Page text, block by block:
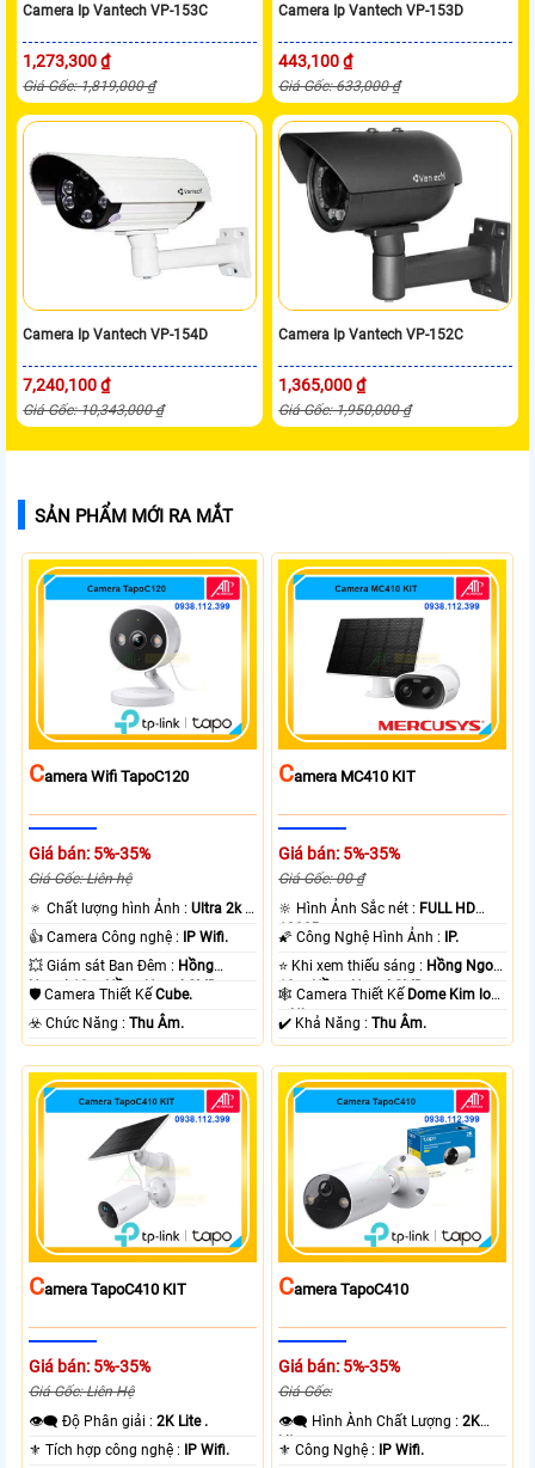
Camera Ip Vantech VP-153C
1,273,300 ₫
Giá Gốc: 1,819,000 ₫
Camera Ip Vantech VP-153D
443,100 ₫
Giá Gốc: 633,000 ₫
Camera Ip Vantech VP-154D
7,240,100 ₫
Giá Gốc: 10,343,000 ₫
Camera Ip Vantech VP-152C
1,365,000 ₫
Giá Gốc: 1,950,000 ₫
SẢN PHẨM MỚI RA MẮT
CAmera Wifi TapoC120
Giá bán: 5%-35%
Giá Gốc: Liên hệ
🔅 Chất lượng hình Ảnh :Ultra 2k +
.
👍 Camera Công nghệ : IP Wifi.
💥 Giám sát Ban Đêm : Hồng
Ngoại 10m Hồng Ngoại SMD.
🛡 Camera Thiết KếCube.
️☣️ Chức Năng :Thu Âm.
CAmera MC410 KIT
Giá bán: 5%-35%
Giá Gốc: 00 ₫
🔆 Hình Ảnh Sắc nét : FULL HD
1080P .
🌠 Công Nghệ Hình Ảnh : IP.
⭐ Khi xem thiếu sáng : Hồng Ngoại
10m Hồng Ngoại SMD.
🕸️ Camera Thiết Kế Dome Kim loại
+ Nhựa.
️✔️ Khả Năng :Thu Âm.
CAmera TapoC410 KIT
Giá bán: 5%-35%
Giá Gốc: Liên Hệ
👁️‍🗨 Độ Phân giải :2K Lite .
⚜️ Tích hợp công nghệ : IP Wifi.
CAmera TapoC410
Giá bán: 5%-35%
Giá Gốc:
👁️‍🗨 Hình Ành Chất Lượng :2K
Lite .
⚜️ Công Nghệ : IP Wifi.